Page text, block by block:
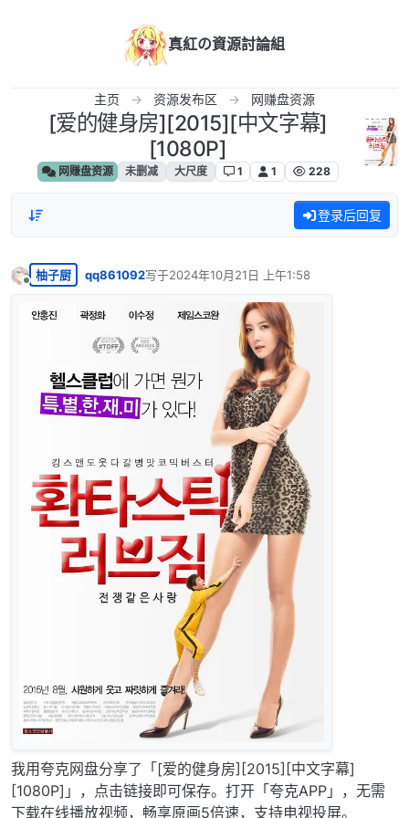
真紅の資源討論組
主页 资源发布区 网赚盘资源
[爱的健身房][2015][中文字幕]
[1080P]
网赚盘资源 未删减 大尺度 1 1 228
登录后回复
离线
柚子厨 qq861092写于2024年10月21日 上午1:58
最后由 编辑
我用夸克网盘分享了「[爱的健身房][2015][中文字幕]
[1080P]」，点击链接即可保存。打开「夸克APP」，无需
下载在线播放视频，畅享原画5倍速，支持电视投屏。